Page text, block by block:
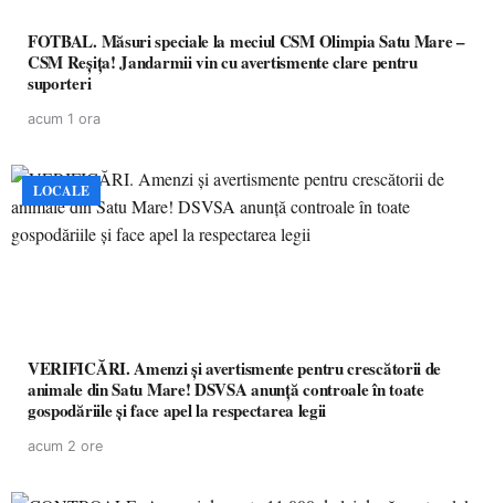
FOTBAL. Măsuri speciale la meciul CSM Olimpia Satu Mare –
CSM Reșița! Jandarmii vin cu avertismente clare pentru
suporteri
acum 1 ora
LOCALE
VERIFICĂRI. Amenzi și avertismente pentru crescătorii de
animale din Satu Mare! DSVSA anunță controale în toate
gospodăriile și face apel la respectarea legii
acum 2 ore